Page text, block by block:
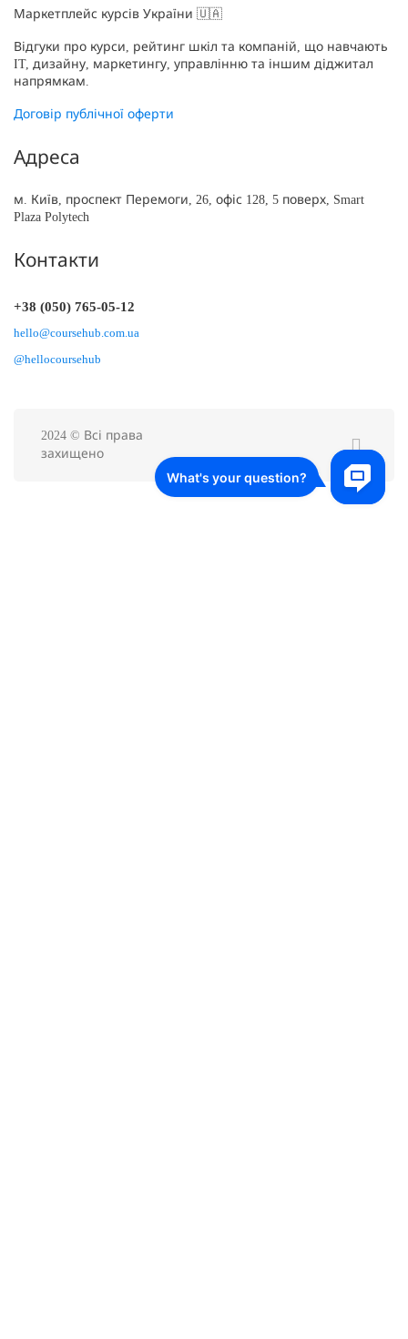
Маркетплейс курсів України 🇺🇦
Відгуки про курси, рейтинг шкіл та компаній, що навчають
IT, дизайну, маркетингу, управлінню та іншим діджитал
напрямкам.
Договір публічної оферти
Адреса
м. Київ, проспект Перемоги, 26, офіс 128, 5 поверх, Smart
Plaza Polytech
Контакти
+38 (050) 765-05-12
hello@coursehub.com.ua
@hellocoursehub
2024 © Всі права
захищено